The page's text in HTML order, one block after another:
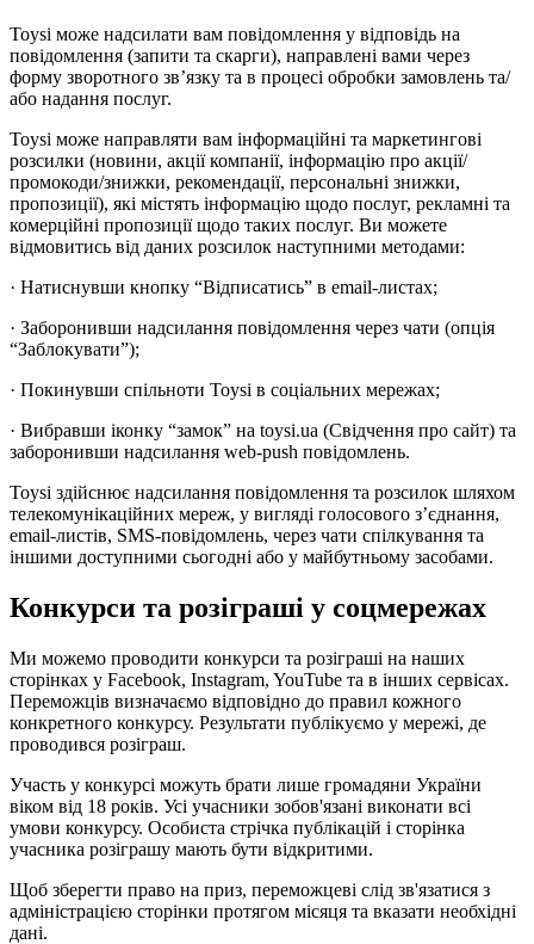
Toysi може надсилати вам повідомлення у відповідь на
повідомлення (запити та скарги), направлені вами через
форму зворотного зв’язку та в процесі обробки замовлень та/
або надання послуг.
Toysi може направляти вам інформаційні та маркетингові
розсилки (новини, акції компанії, інформацію про акції/
промокоди/знижки, рекомендації, персональні знижки,
пропозиції), які містять інформацію щодо послуг, рекламні та
комерційні пропозиції щодо таких послуг. Ви можете
відмовитись від даних розсилок наступними методами:
· Натиснувши кнопку “Відписатись” в email-листах;
· Заборонивши надсилання повідомлення через чати (опція
“Заблокувати”);
· Покинувши спільноти Toysi в соціальних мережах;
· Вибравши іконку “замок” на toysi.ua (Свідчення про сайт) та
заборонивши надсилання web-push повідомлень.
Toysi здійснює надсилання повідомлення та розсилок шляхом
телекомунікаційних мереж, у вигляді голосового з’єднання,
email-листів, SMS-повідомлень, через чати спілкування та
іншими доступними сьогодні або у майбутньому засобами.
Конкурси та розіграші у соцмережах
Ми можемо проводити конкурси та розіграші на наших
сторінках у Facebook, Instagram, YouTube та в інших сервісах.
Переможців визначаємо відповідно до правил кожного
конкретного конкурсу. Результати публікуємо у мережі, де
проводився розіграш.
Участь у конкурсі можуть брати лише громадяни України
віком від 18 років. Усі учасники зобов'язані виконати всі
умови конкурсу. Особиста стрічка публікацій і сторінка
учасника розіграшу мають бути відкритими.
Щоб зберегти право на приз, переможцеві слід зв'язатися з
адміністрацією сторінки протягом місяця та вказати необхідні
дані.